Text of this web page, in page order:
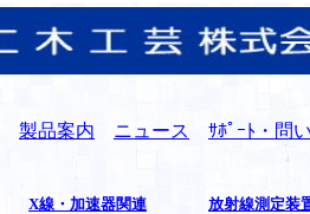
製品案内 ニュース ｻﾎﾟｰﾄ・問
X線・加速器関連
放射線測定装